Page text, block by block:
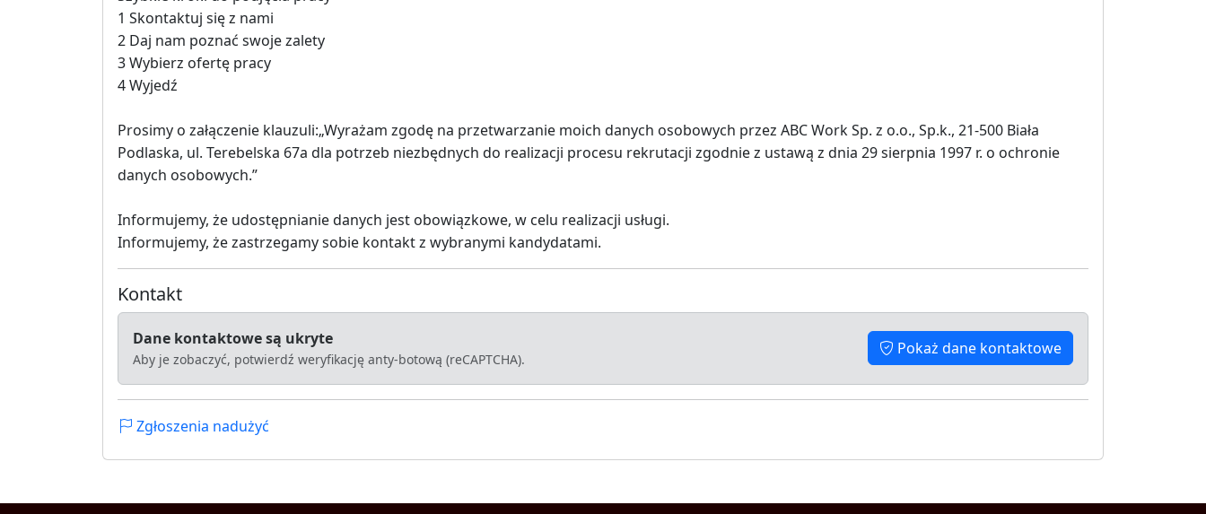
1 Skontaktuj się z nami
2 Daj nam poznać swoje zalety
3 Wybierz ofertę pracy
4 Wyjedź
Prosimy o załączenie klauzuli:„Wyrażam zgodę na przetwarzanie moich danych osobowych przez ABC Work Sp. z o.o., Sp.k., 21-500 Biała
Podlaska, ul. Terebelska 67a dla potrzeb niezbędnych do realizacji procesu rekrutacji zgodnie z ustawą z dnia 29 sierpnia 1997 r. o ochronie
danych osobowych.”
Informujemy, że udostępnianie danych jest obowiązkowe, w celu realizacji usługi.
Informujemy, że zastrzegamy sobie kontakt z wybranymi kandydatami.
Kontakt
Dane kontaktowe są ukryte
Aby je zobaczyć, potwierdź weryfikację anty-botową (reCAPTCHA).
Pokaż dane kontaktowe
Zgłoszenia nadużyć